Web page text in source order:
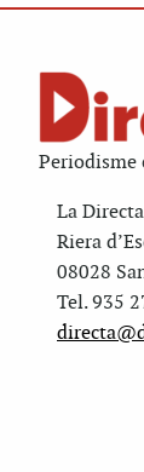
Periodisme
La
Riera
08028
Tel. 935